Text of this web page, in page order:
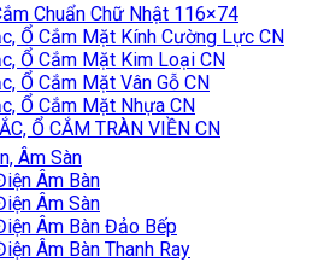
Chuẩn Chữ Nhật 116×74
Ổ Cắm Mặt Kính Cường Lực CN
Ổ Cắm Mặt Kim Loại CN
Ổ Cắm Mặt Vân Gỗ CN
Ổ Cắm Mặt Nhựa CN
Ổ CẮM TRÀN VIỀN CN
Âm Sàn
Âm Bàn
Âm Sàn
Âm Bàn Đảo Bếp
Âm Bàn Thanh Ray